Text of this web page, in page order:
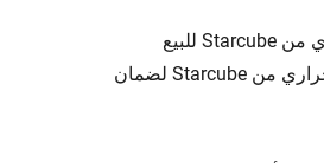
سواء كنت تاجرًا صغيرًا، أو فرع بنك مزدحم، أو موقع صراف آلي نشط، فإن جهاز الكاشير للورق الحراري من Starcube للبيع
المباشر من المصنع هو الحل المثالي لجميع احتياجاتك من الطباعة. اعتمد على موثوقية ومتانة الورق الحراري من Starcube لضمان